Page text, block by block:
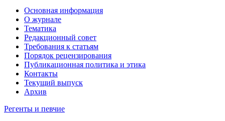
Основная информация
О журнале
Тематика
Редакционный совет
Требования к статьям
Порядок рецензирования
Публикационная политика и этика
Контакты
Текущий выпуск
Архив
Регенты и певчие